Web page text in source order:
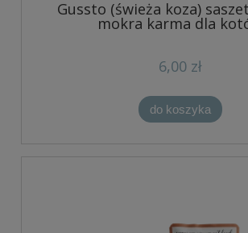
Gussto (świeża koza)
mokra karma dla
6,00 zł
do koszyka